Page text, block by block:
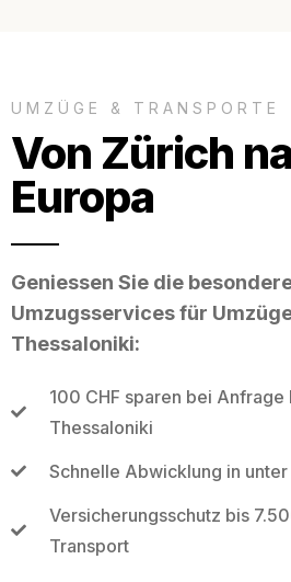
UMZÜGE & TRANSPORTE
Von Zürich
Europa
Geniessen Sie die
Umzugsservices für
Thessaloniki:
100 CHF sparen bei Anfrage
Thessaloniki
Schnelle Abwicklung in
Versicherungsschutz bis
Transport